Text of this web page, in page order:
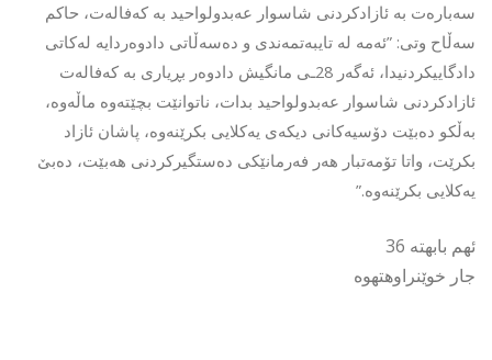
سەبارەت بە ئازادکردنی شاسوار عەبدولواحید بە کەفالەت، حاکم
سەڵاح وتی: ”ئەمە لە تایبەتمەندی و دەسەڵاتی دادوەردایە لەکاتی
دادگاییکردنیدا، ئەگەر 28ـی مانگیش دادوەر بڕیاری بە کەفالەت
ئازادکردنی شاسوار عەبدولواحید بدات، ناتوانێت بچێتەوە ماڵەوە،
بەڵکو دەبێت دۆسیەکانی دیکەی یەکلایی بکرێنەوە، پاشان ئازاد
بکرێت، واتا تۆمەتبار هەر فەرمانێکی دەستگیرکردنی هەبێت، دەبێ
یەکلایی بکرێنەوە.”
ئهم بابهته 36
جار خوێنراوهتهوه